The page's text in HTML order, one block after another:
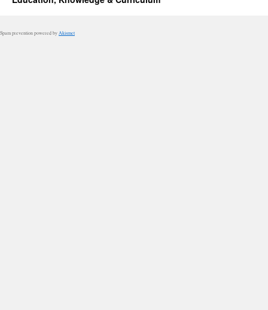
Spam prevention powered by Akismet